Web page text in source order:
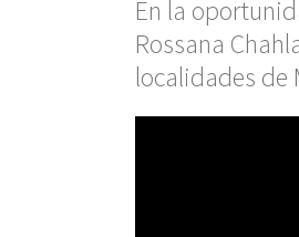
En la
Rossana
localidades de